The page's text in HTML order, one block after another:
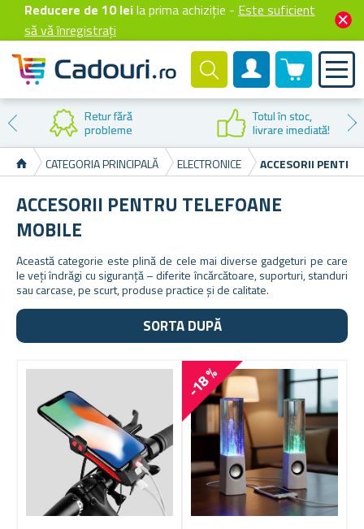
Reducere de 10 leila prima achiziție - Este suficient
să vă înregistrați
Cont client
0 produselor
Retur fără
probleme
Totul în stoc,
livrare imediată!
CATEGORIA PRINCIPALĂ
ELECTRONICE ACCESORII
ACCESORII PENTRU TELEFOANE
MOBILE
Această categorie este plină de cele mai diverse gadgeturi pe care
le veți îndrăgi cu siguranță – diferite încărcătoare, suporturi, standuri
sau carcase, pe scurt, produse practice și de calitate.
SORTA DUPĂ
-18 %